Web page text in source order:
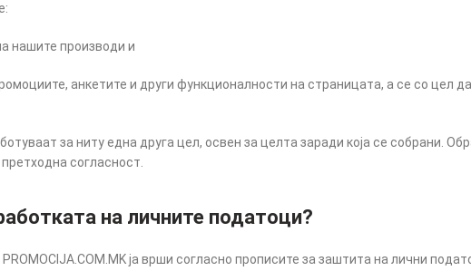
нашите производи и
анкетите и други функционалности на страницата, а се со цел
за ниту една друга цел, освен за целта заради која се собрани.
согласност.
на личните податоци?
ја врши согласно прописите за заштита на лични